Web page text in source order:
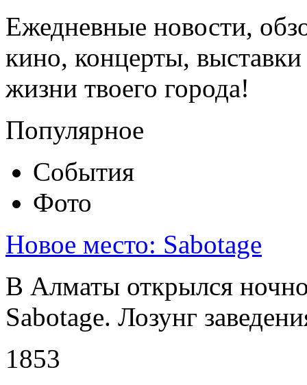
Ежедневные новости,
кино, концерты,
жизни твоего города!
Популярное
События
Фото
Новое место: Sabotage
В Алматы открылся
Sabotage. Лозунг
1853